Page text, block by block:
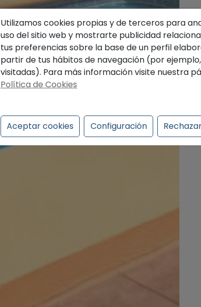
Utilizamos cookies propias y de terceros para
uso del sitio web y mostrarte publicidad
tus preferencias sobre la base de un perfil
partir de tus hábitos de navegación (por
visitadas). Para más información visite nuestra
Política de Cookies
Aceptar cookies Configuración